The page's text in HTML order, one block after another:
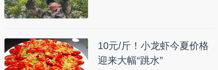
10元/斤！小龙虾今夏价格
迎来大幅“跳水”